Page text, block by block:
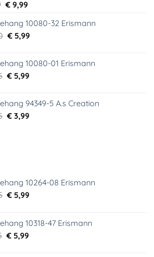
Oorspronkelijke
was:
€ 18,99.
€9,99Huidige
is:
€ 9,99.
10080-32 Erismann
Oorspronkelijke
€ 39,00.
€5,99Huidige
€ 5,99.
10080-01 Erismann
Oorspronkelijke
€ 29,95.
€5,99Huidige
€ 5,99.
94349-5 A.s Creation
Oorspronkelijke
€3,99Huidige
10264-08 Erismann
Oorspronkelijke
€ 29,95.
€5,99Huidige
€ 5,99.
10318-47 Erismann
Oorspronkelijke
€5,99Huidige